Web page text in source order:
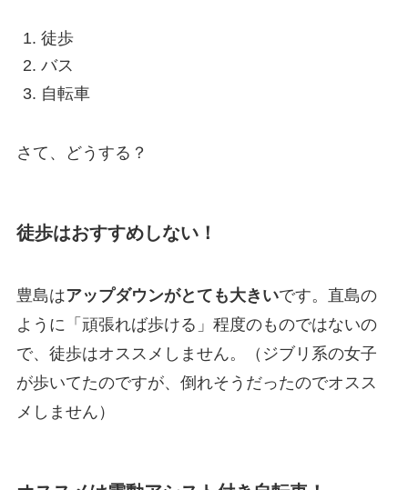
徒歩
バス
自転車
さて、どうする？
徒歩はおすすめしない！
豊島はアップダウンがとても大きいです。直島の
ように「頑張れば歩ける」程度のものではないの
で、徒歩はオススメしません。（ジブリ系の女子
が歩いてたのですが、倒れそうだったのでオスス
メしません）